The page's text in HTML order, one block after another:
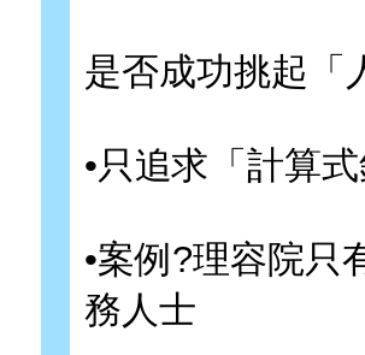
是否成功挑起「
•只追求「計算
•案例?理容院只
務人士